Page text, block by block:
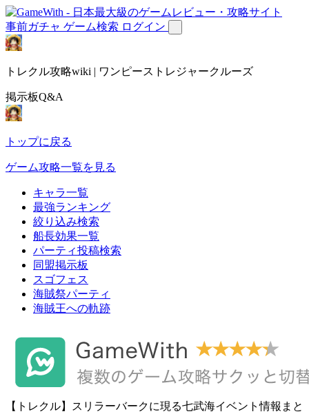
事前ガチャ ゲーム検索 ログイン
トレクル攻略wiki | ワンピーストレジャークルーズ
掲示板Q&A
トップに戻る
ゲーム攻略一覧を見る
キャラ一覧
最強ランキング
絞り込み検索
船長効果一覧
パーティ投稿検索
同盟掲示板
スゴフェス
海賊祭パーティ
海賊王への軌跡
【トレクル】スリラーバークに現る七武海イベント情報まと